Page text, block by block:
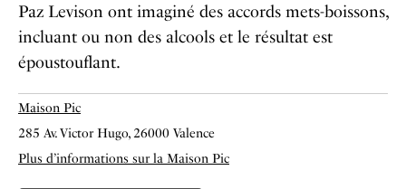
Paz Levison ont imaginé des accords mets-boissons,
incluant ou non des alcools et le résultat est
époustouflant.
Maison Pic
285 Av. Victor Hugo, 26000 Valence
Plus d’informations sur la Maison Pic